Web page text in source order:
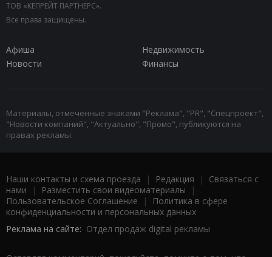
ТОВ «КЕПРЕЙТ ПАРТНЕРС».
Все права защищены.
Афиша
Недвижимость
Новости
Финансы
Материалы, отмеченные знаками "Реклама", "PR", "Спецпроект",
"Новости компаний", "Актуально", "Промо", публикуются на
правах рекламы.
Наши контакты и схема проезда | Редакция | Связаться с
нами | Разместить свои видеоматериалы |
Пользовательское Соглашение |
Политика в сфере
конфиденциальности и персональных данных
Реклама на сайте: Отдел продаж digital рекламы